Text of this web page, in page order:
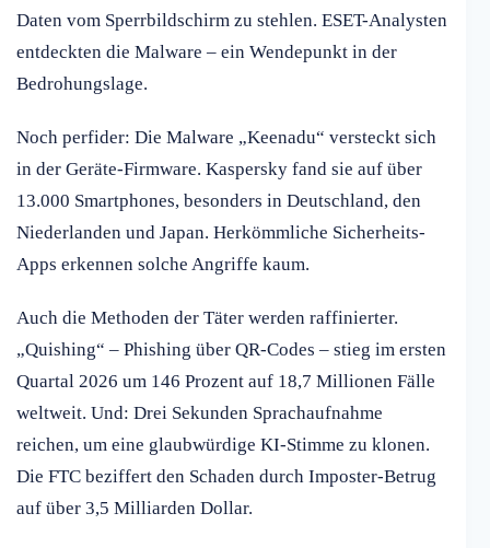
Daten vom Sperrbildschirm zu stehlen. ESET-Analysten
entdeckten die Malware – ein Wendepunkt in der
Bedrohungslage.
Noch perfider: Die Malware „Keenadu“ versteckt sich
in der Geräte-Firmware. Kaspersky fand sie auf über
13.000 Smartphones, besonders in Deutschland, den
Niederlanden und Japan. Herkömmliche Sicherheits-
Apps erkennen solche Angriffe kaum.
Auch die Methoden der Täter werden raffinierter.
„Quishing“ – Phishing über QR-Codes – stieg im ersten
Quartal 2026 um 146 Prozent auf 18,7 Millionen Fälle
weltweit. Und: Drei Sekunden Sprachaufnahme
reichen, um eine glaubwürdige KI-Stimme zu klonen.
Die FTC beziffert den Schaden durch Imposter-Betrug
auf über 3,5 Milliarden Dollar.